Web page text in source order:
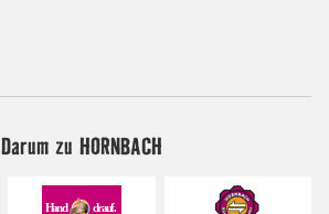
Darum zu HORNBACH